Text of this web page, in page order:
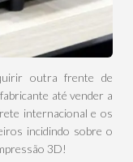
outra frente de
até vender a
internacional e os
incidindo sobre o
3D!